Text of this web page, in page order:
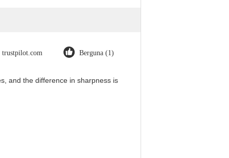
trustpilot.com Berguna (1)
and the difference in sharpness is